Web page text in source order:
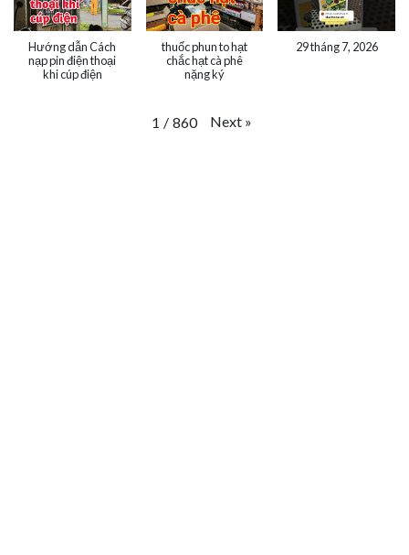
Hướng dẫn Cách
nạp pin điện thoại
khi cúp điện
thuốc phun to hạt
chắc hạt cà phê
nặng ký
29 tháng 7, 2026
1 / 860 Next »